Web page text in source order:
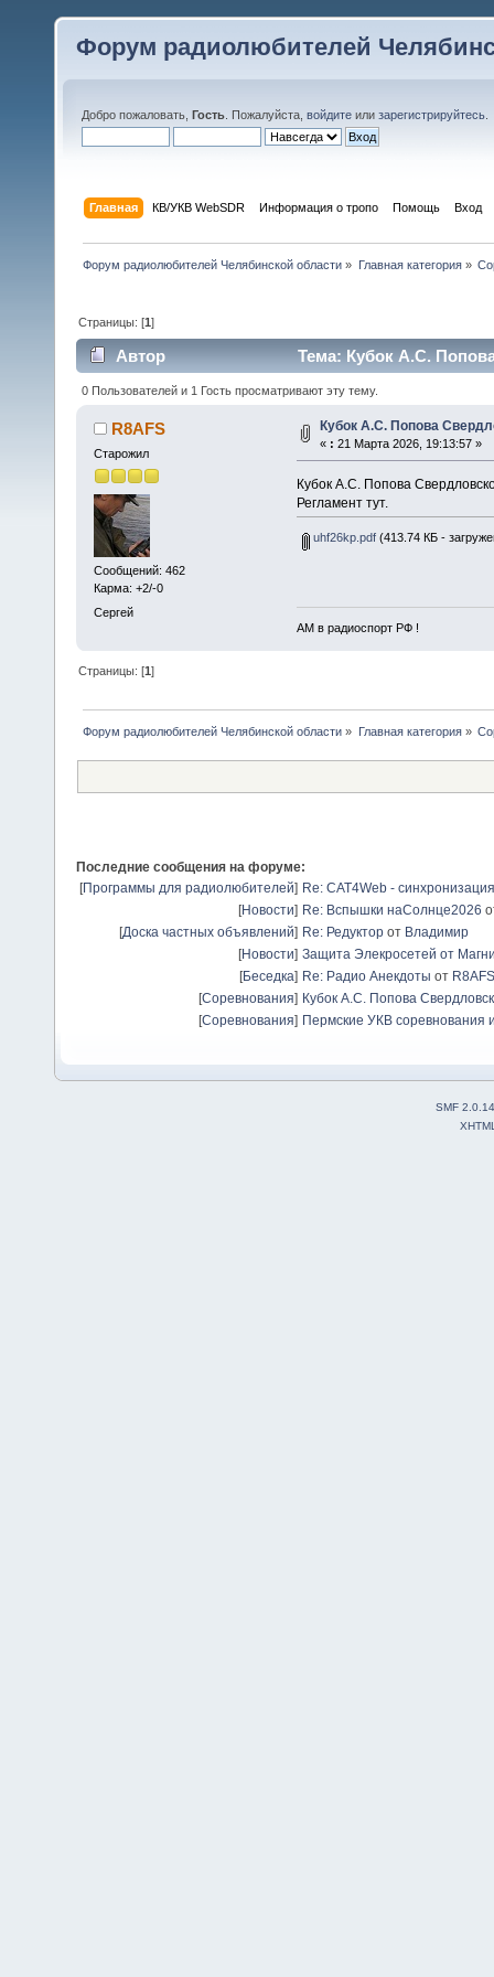
Форум радиолюбителей
Добро пожаловать, Гость . Пожалуйста, войдите или зарегистрируйтесь
Главная КВ/УКВ WebSDR Информация о тропо Помощь Вход
Форум радиолюбителей Челябинской области » Главная категория»
Страницы: [1]
Автор Тема: Кубок А.С.
0 Пользователей и 1 Гость просматривают эту тему.
R8AFS
Старожил
Сообщений: 462
Карма: +2/-0
Сергей
Кубок А.С. Попова
« : 21 Марта 2026, 19:13:57 »
Кубок А.С. Попова
Регламент тут.
uhf26kp.pdf(413.74 КБ -
АМ в радиоспорт РФ !
Страницы: [1]
Форум радиолюбителей Челябинской области » Главная категория»
Последние сообщения на форуме:
[Программы для радиолюбителей] Re: CAT4Web -
[Новости] Re: Вспышки наСолнце2026
[Доска частных объявлений] Re: Редуктор от Владимир
[Новости] Защита Элекросетей от
[Беседка] Re: Радио Анекдоты от R8AFS
[Соревнования] Кубок А.С. Попова
[Соревнования] Пермские УКВ соревнования
SMF 2.0.14